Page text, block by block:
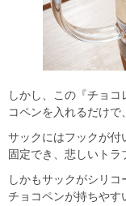
しかし、この『チョ
コペンを入れるだけで
サックにはフックが付
固定でき、悲しいトラ
しかもサックがシリコ
チョコペンが持ちや